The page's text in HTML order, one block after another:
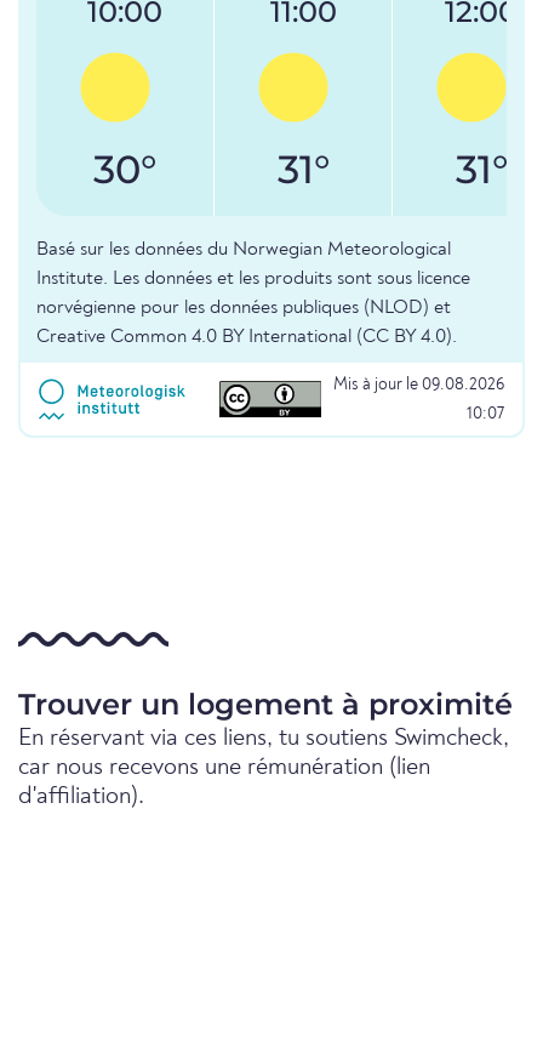
10:00
30°
11:00
31°
12:00
31°
Basé sur les données du Norwegian Meteorological
Institute. Les données et les produits sont sous licence
norvégienne pour les données publiques (NLOD) et
Creative Common 4.0 BY International (CC BY 4.0).
Mis à jour le 09.08.2026
10:07
Trouver un logement à proximité
En réservant via ces liens, tu soutiens Swimcheck,
car nous recevons une rémunération (lien
d'affiliation).